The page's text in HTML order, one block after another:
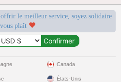
le meilleur service, soyez solidaire
plaît
Canada
États-Unis